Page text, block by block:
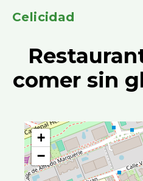
Celicidad
comer sin
+
−